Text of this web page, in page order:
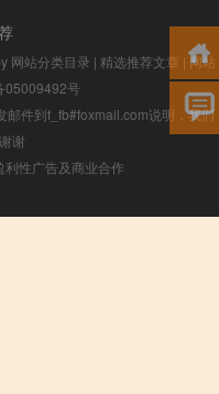
网站分类目录 | 精选推荐文章 |网站
05009492号
邮件到f_fb#foxmail.com说明，我们
谢
性广告及商业合作